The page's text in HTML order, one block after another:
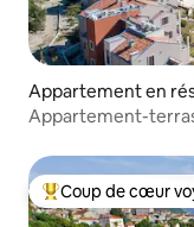
Appartement en
Appartement-
Coups de cœur
Coup de cœur